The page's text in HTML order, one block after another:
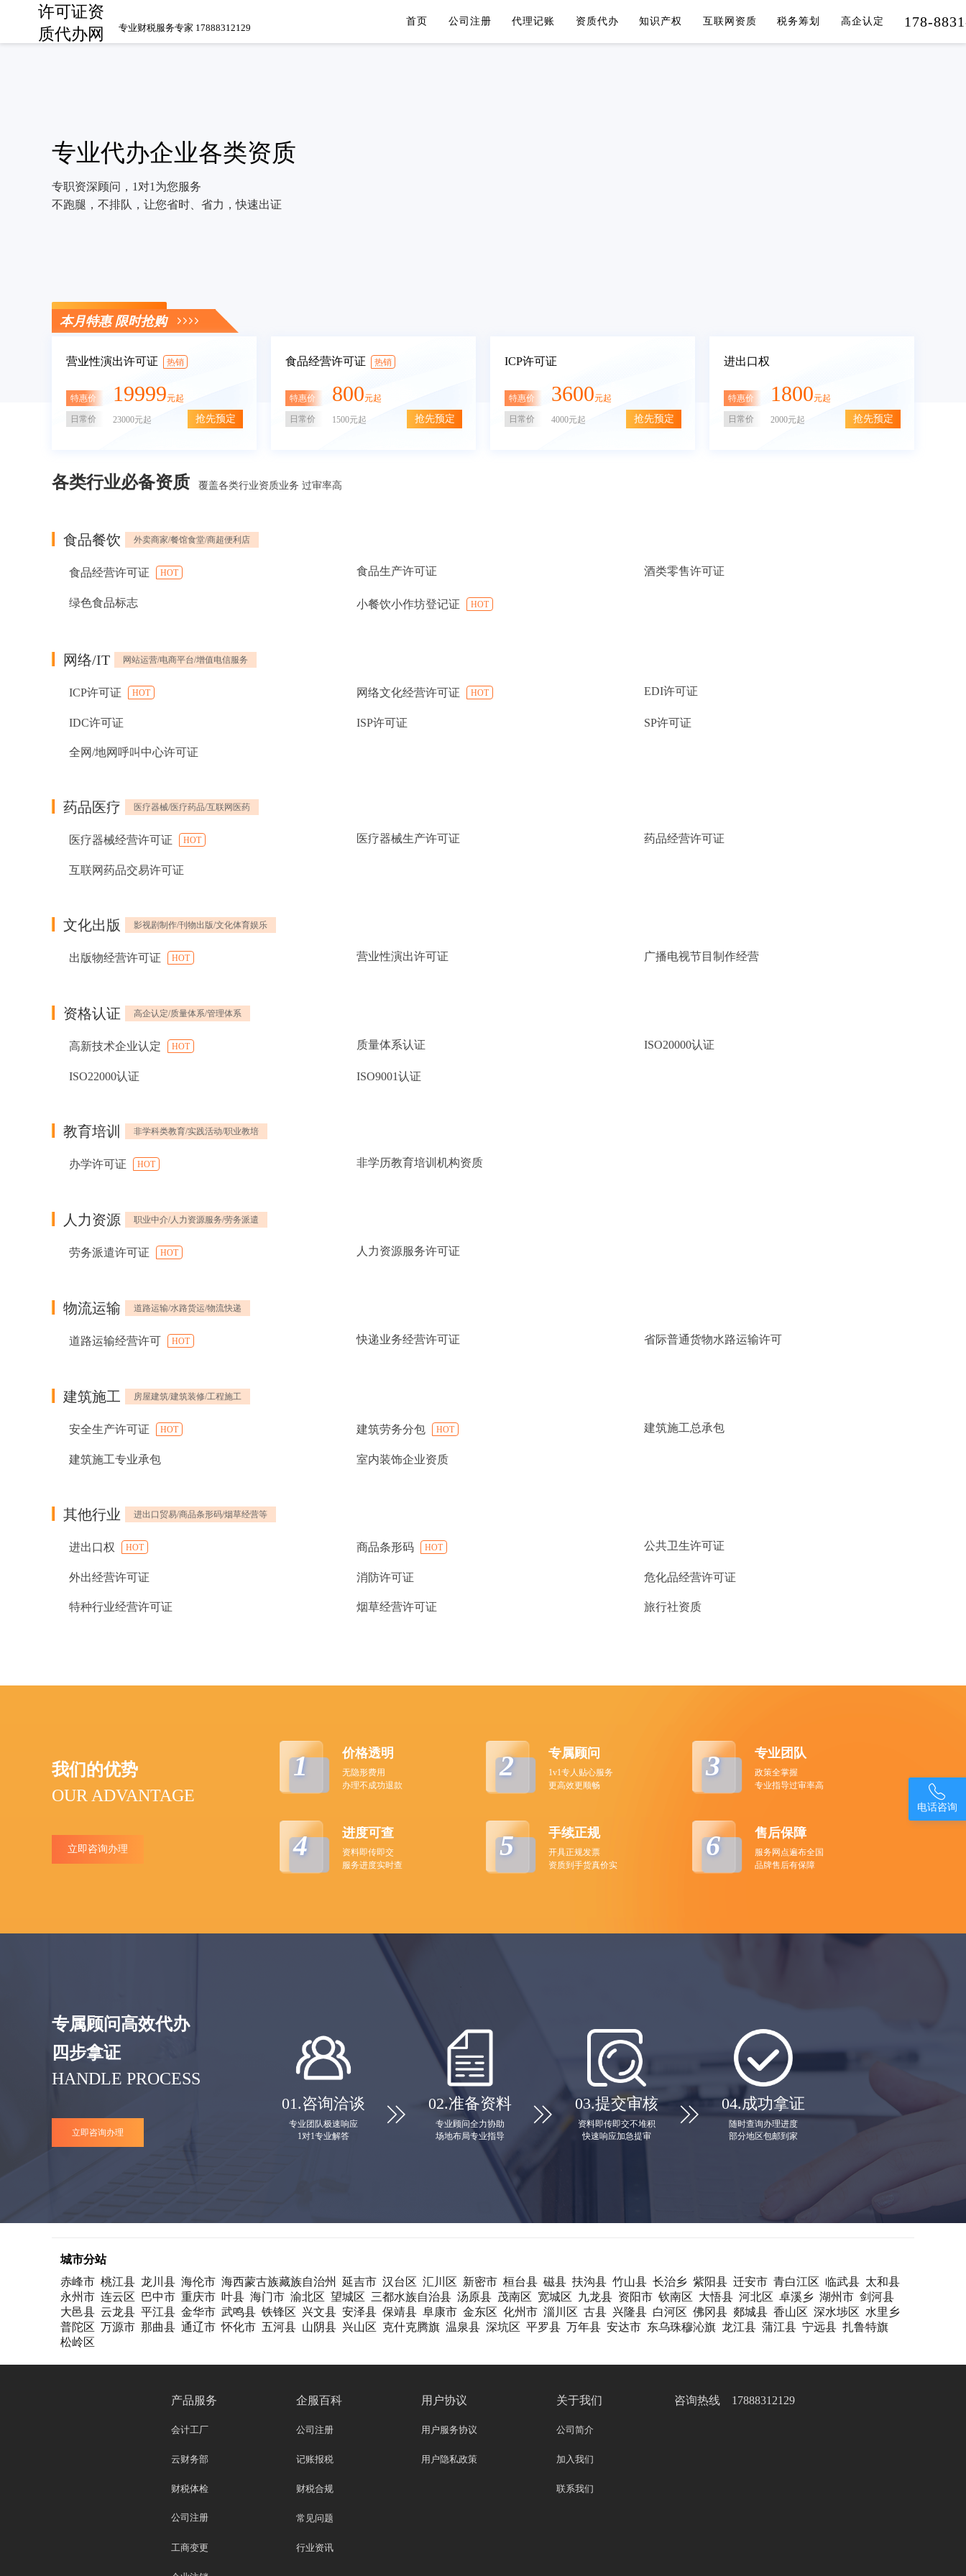
许可证资
质代办网
专业财税服务专家 17888312129
首页 公司注册 代理记账 资质代办 知识产权 互联网资质 税务筹划 高企认定 178-
专业代办企业各类资质
专职资深顾问，1对1为您服务
不跑腿，不排队，让您省时、省力，快速出证
立即咨询
本月特惠 限时抢购
营业性演出许可证 热销
特惠价 19999元起
日常价 23000元起 抢先预定
食品经营许可证 热销
特惠价 800元起
日常价 1500元起 抢先预定
ICP许可证
特惠价 3600元起
日常价 4000元起 抢先预定
进出口权
特惠价 1800元起
日常价 2000元起 抢先预定
各类行业必备资质 覆盖各类行业资质业务 过审率高
食品餐饮 外卖商家/餐馆食堂/商超便利店
食品经营许可证 HOT 食品生产许可证 酒类零售许可证
绿色食品标志 小餐饮小作坊登记证 HOT
网络/IT 网站运营/电商平台/增值电信服务
ICP许可证 HOT 网络文化经营许可证 HOT EDI许可证
IDC许可证 ISP许可证 SP许可证
全网/地网呼叫中心许可证
药品医疗 医疗器械/医疗药品/互联网医药
医疗器械经营许可证 HOT 医疗器械生产许可证 药品经营许可证
互联网药品交易许可证
文化出版 影视剧制作/刊物出版/文化体育娱乐
出版物经营许可证 HOT 营业性演出许可证 广播电视节目制作经营
资格认证 高企认定/质量体系/管理体系
高新技术企业认定 HOT 质量体系认证 ISO20000认证
ISO22000认证 ISO9001认证
教育培训 非学科类教育/实践活动/职业教培
办学许可证 HOT 非学历教育培训机构资质
人力资源 职业中介/人力资源服务/劳务派遣
劳务派遣许可证 HOT 人力资源服务许可证
物流运输 道路运输/水路货运/物流快递
道路运输经营许可 HOT 快递业务经营许可证 省际普通货物水路运输许可
建筑施工 房屋建筑/建筑装修/工程施工
安全生产许可证 HOT 建筑劳务分包 HOT 建筑施工总承包
建筑施工专业承包 室内装饰企业资质
其他行业 进出口贸易/商品条形码/烟草经营等
进出口权 HOT 商品条形码 HOT 公共卫生许可证
外出经营许可证 消防许可证 危化品经营许可证
特种行业经营许可证 烟草经营许可证 旅行社资质
我们的优势
OUR ADVANTAGE
立即咨询办理
1 价格透明
无隐形费用
办理不成功退款
2 专属顾问
1v1专人贴心服务
更高效更顺畅
3 专业团队
政策全掌握
专业指导过审率高
4 进度可查
资料即传即交
服务进度实时查
5 手续正规
开具正规发票
资质到手货真价实
6 售后保障
服务网点遍布全国
品牌售后有保障
专属顾问高效代办
四步拿证
HANDLE PROCESS
立即咨询办理
01.咨询洽谈
专业团队极速响应
1对1专业解答
 02.准备资料
专业顾问全力协助
场地布局专业指导
 03.提交审核
资料即传即交不堆积
快速响应加急提审
 04.成功拿证
随时查询办理进度
部分地区包邮到家
城市分站
赤峰市 桃江县 龙川县 海伦市 海西蒙古族藏族自治州 延吉市 汉台区 汇川区 新密市 桓台县 磁县 扶沟县 竹山县 长治乡 紫阳县 迁安市 青白江区 临武县 太和县
永州市 连云区 巴中市 重庆市 叶县 海门市 渝北区 望城区 三都水族自治县 汤原县 茂南区 宽城区 九龙县 资阳市 钦南区 大悟县 河北区 卓溪乡 湖州市 剑河县
大邑县 云龙县 平江县 金华市 武鸣县 铁锋区 兴文县 安泽县 保靖县 阜康市 金东区 化州市 淄川区 古县 兴隆县 白河区 佛冈县 郯城县 香山区 深水埗区 水里乡
普陀区 万源市 那曲县 通辽市 怀化市 五河县 山阴县 兴山区 克什克腾旗 温泉县 深坑区 平罗县 万年县 安达市 东乌珠穆沁旗 龙江县 蒲江县 宁远县 扎鲁特旗
松岭区
产品服务
会计工厂
云财务部
财税体检
公司注册
工商变更
企服百科
公司注册
记账报税
财税合规
常见问题
行业资讯
用户协议
用户服务协议
用户隐私政策
关于我们
公司简介
加入我们
联系我们
咨询热线 17888312129

电话咨询